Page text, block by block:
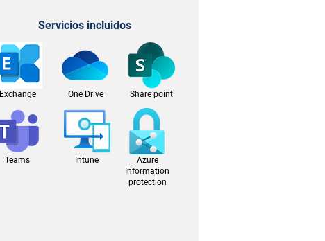
Servicios incluidos
Exchange
Teams
One Drive
Intune
Share point
Azure
Information
protection